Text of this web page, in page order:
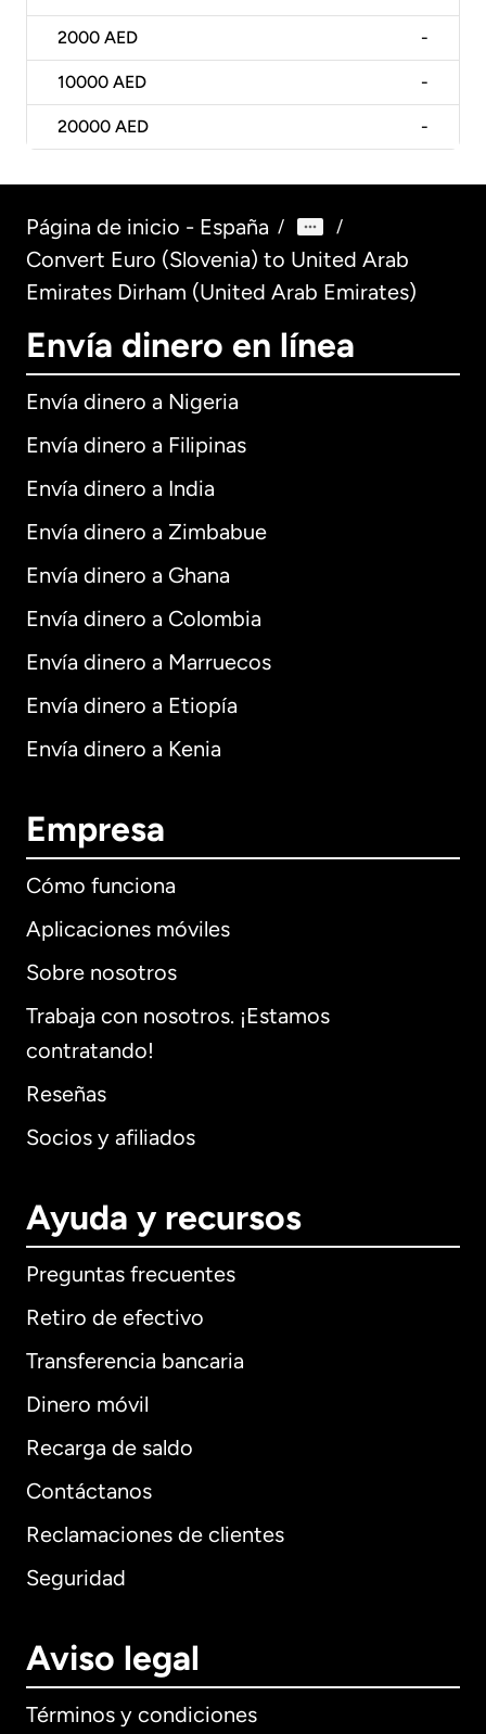
2000 AED -
10000 AED -
20000 AED -
Página de inicio - España / /
Convert Euro (Slovenia) to United Arab
Emirates Dirham (United Arab Emirates)
Envía dinero en línea
Envía dinero a Nigeria
Envía dinero a Filipinas
Envía dinero a India
Envía dinero a Zimbabue
Envía dinero a Ghana
Envía dinero a Colombia
Envía dinero a Marruecos
Envía dinero a Etiopía
Envía dinero a Kenia
Empresa
Cómo funciona
Aplicaciones móviles
Sobre nosotros
Trabaja con nosotros. ¡Estamos
contratando!
Reseñas
Socios y afiliados
Ayuda y recursos
Preguntas frecuentes
Retiro de efectivo
Transferencia bancaria
Dinero móvil
Recarga de saldo
Contáctanos
Reclamaciones de clientes
Seguridad
Aviso legal
Términos y condiciones